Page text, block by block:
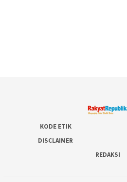
KODE ETIK
DISCLAIMER
REDAKSI